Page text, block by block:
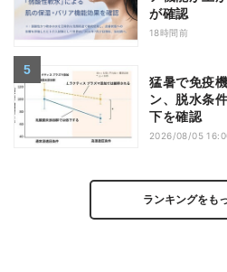
が確認
18時間前
猛暑で免疫
ン、脱水条
下を確認
2026/08/05
ランキングをも